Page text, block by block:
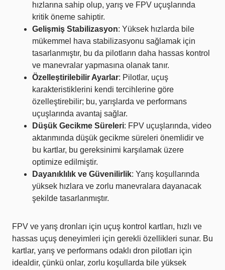
hızlarına sahip olup, yarış ve FPV uçuşlarında
kritik öneme sahiptir.
Gelişmiş Stabilizasyon: Yüksek hızlarda bile
mükemmel hava stabilizasyonu sağlamak için
tasarlanmıştır, bu da pilotların daha hassas kontrol
ve manevralar yapmasına olanak tanır.
Özelleştirilebilir Ayarlar: Pilotlar, uçuş
karakteristiklerini kendi tercihlerine göre
özelleştirebilir; bu, yarışlarda ve performans
uçuşlarında avantaj sağlar.
Düşük Gecikme Süreleri: FPV uçuşlarında, video
aktarımında düşük gecikme süreleri önemlidir ve
bu kartlar, bu gereksinimi karşılamak üzere
optimize edilmiştir.
Dayanıklılık ve Güvenilirlik: Yarış koşullarında
yüksek hızlara ve zorlu manevralara dayanacak
şekilde tasarlanmıştır.
FPV ve yarış dronları için uçuş kontrol kartları, hızlı ve
hassas uçuş deneyimleri için gerekli özellikleri sunar. Bu
kartlar, yarış ve performans odaklı dron pilotları için
idealdir, çünkü onlar, zorlu koşullarda bile yüksek